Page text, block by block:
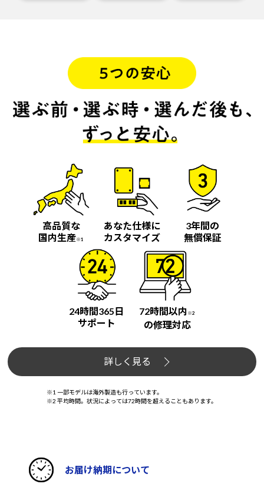
高品質な
国内生産※1
あなた仕様に
カスタマイズ
3年間の
無償保証
24時間365日
サポート
72時間以内 ※2
の修理対応
詳しく見る
※1 一部モデルは海外製造も行っています。
※2 平均時間。状況によっては72時間を超えることもあります。
お届け納期について